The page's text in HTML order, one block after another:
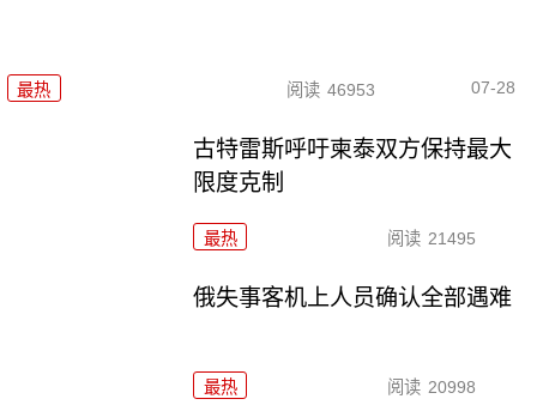
最热 阅读 46953 07-28
古特雷斯呼吁柬泰双方保持最大
限度克制
最热 阅读 21495
俄失事客机上人员确认全部遇难
最热 阅读 20998